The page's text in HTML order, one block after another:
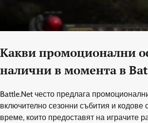
Какви промоционални
налични в момента в
Battle.Net често предлага
включително сезонни събития и кодове
време, които предоставят на играчите